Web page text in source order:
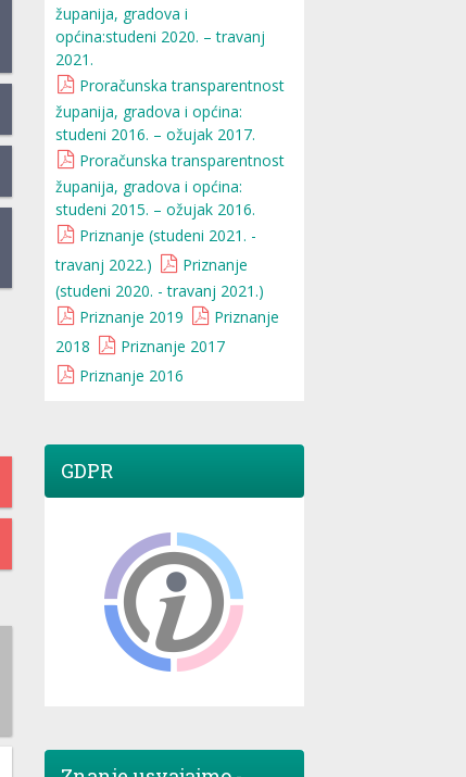
županija, gradova i
općina:studeni 2020. – travanj
2021.
Proračunska transparentnost
županija, gradova i općina:
studeni 2016. – ožujak 2017.
Proračunska transparentnost
županija, gradova i općina:
studeni 2015. – ožujak 2016.
Priznanje (studeni 2021. -
travanj 2022.)
Priznanje
(studeni 2020. - travanj 2021.)
Priznanje 2019
Priznanje
2018
Priznanje 2017
Priznanje 2016
GDPR